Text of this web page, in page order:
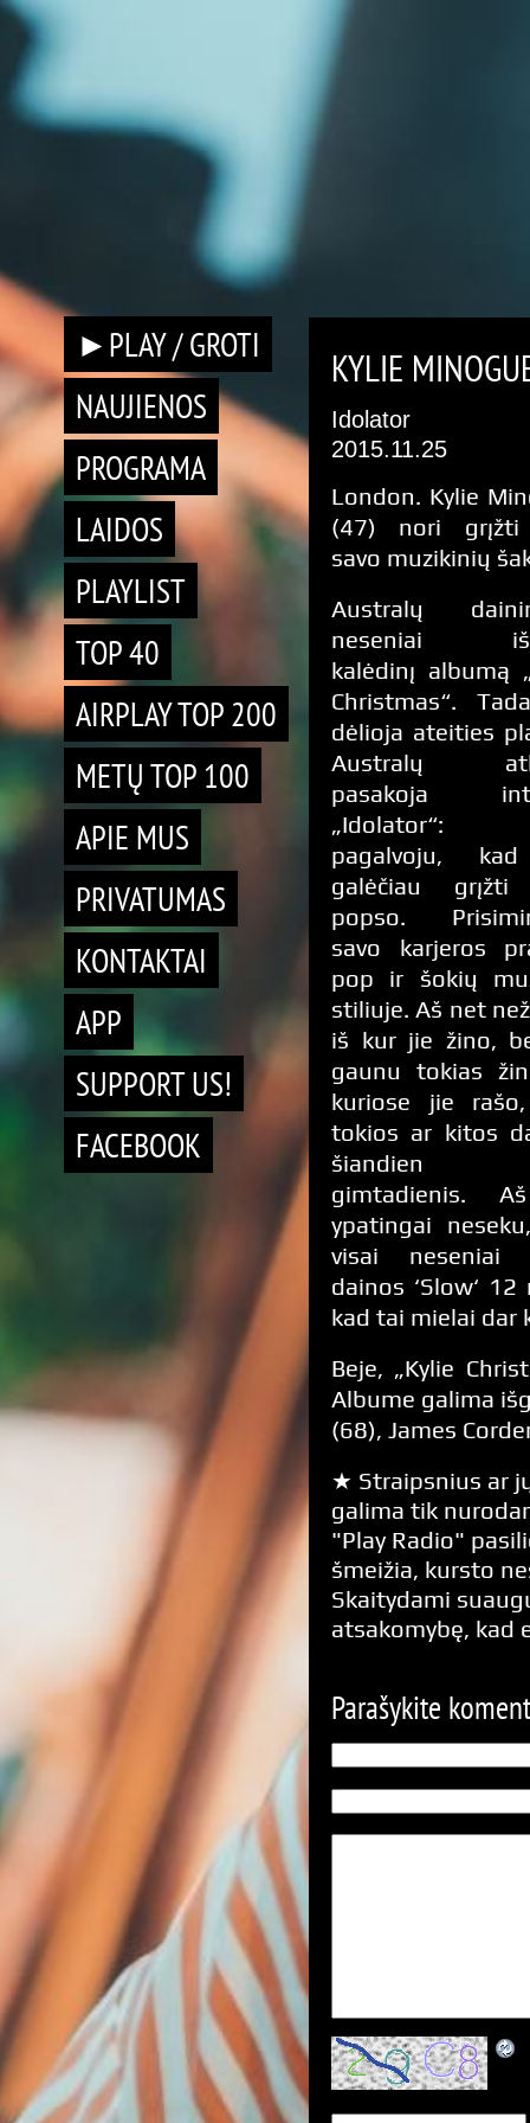
►PLAY / GROTI
NAUJIENOS
PROGRAMA
LAIDOS
PLAYLIST
TOP 40
AIRPLAY TOP 200
METŲ TOP 100
APIE MUS
PRIVATUMAS
KONTAKTAI
APP
SUPPORT US!
FACEBOOK
KYLIE
Idolator
2015.11.25
London. Kylie
(47) nori grįžti
savo muzikinių
Australų
neseniai
kalėdinį albumą
Christmas“.
dėlioja ateities
Australų
pasakoja
„Idolator“:
pagalvoju,
galėčiau grįžti
popso.
savo karjeros
pop ir šokių
stiliuje. Aš net
iš kur jie žino,
gaunu tokias
kuriose jie
tokios ar kitos
šiandien
gimtadienis.
ypatingai
visai neseniai
dainos ‘Slow‘
kad tai mielai dar
Beje, „Kylie
Albume galima
(68), James
★ Straipsnius ar
galima tik
"Play Radio"
šmeižia, kursto
Skaitydami
atsakomybę, kad
Parašykite